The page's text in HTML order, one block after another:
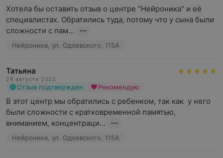
Хотела бы оставить отзыв о центре "Нейроника" и её
специалистах. Обратились туда, потому что у сына были
сложности с пам...
Нейроника, ул. Одоевского, 115А
Татьяна
26 августа 2025
Отзыв подтвержден Рекомендую
В этот центр мы обратились с ребенком, так как  у него
были сложности с кратковременной памятью,
вниманием, концентраци...
Нейроника, ул. Одоевского, 115А